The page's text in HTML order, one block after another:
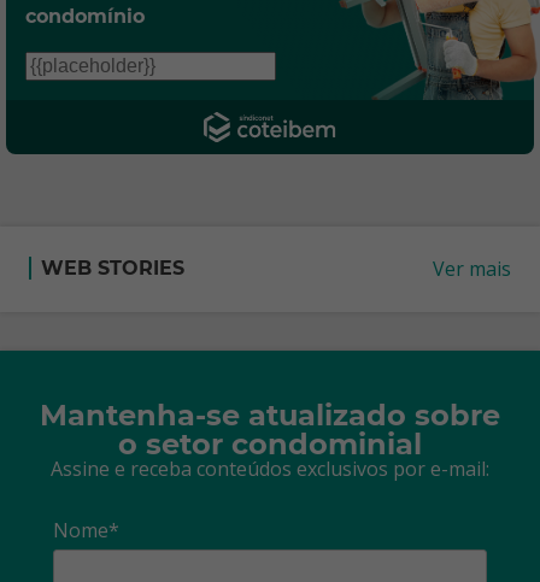
condomínio
WEB STORIES Ver mais
Mantenha-se atualizado sobre
o setor condominial
Assine e receba conteúdos exclusivos por e-mail:
Nome*